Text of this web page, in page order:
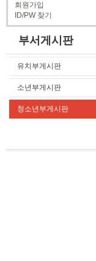
회원가입
ID/PW 찾기
부서게시판
유치부게시판
소년부게시판
청소년부게시판